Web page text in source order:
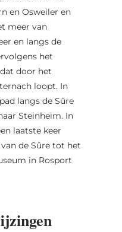
en Osweiler en
meer van
en langs de
het
door het
loopt. In
langs de Sûre
Steinheim. In
laatste keer
de Sûre tot het
in Rosport